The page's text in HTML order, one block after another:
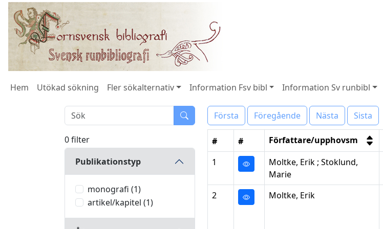
Hem Utökad sökning Fler sökalternativ Information Fsv bibl Information Sv runbibl
0 filter
Publikationstyp
monografi (1)
artikel/kapitel (1)
Första Föregående Nästa Sista
# # Författare/upphovsm
1
Moltke, Erik ; Stoklund,
Marie
2 Moltke, Erik